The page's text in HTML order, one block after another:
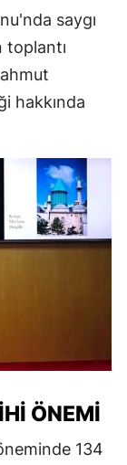
saygı
toplantı
hakkında
ÖNEMI
134